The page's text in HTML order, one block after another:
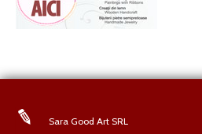
Sara Good Art SRL